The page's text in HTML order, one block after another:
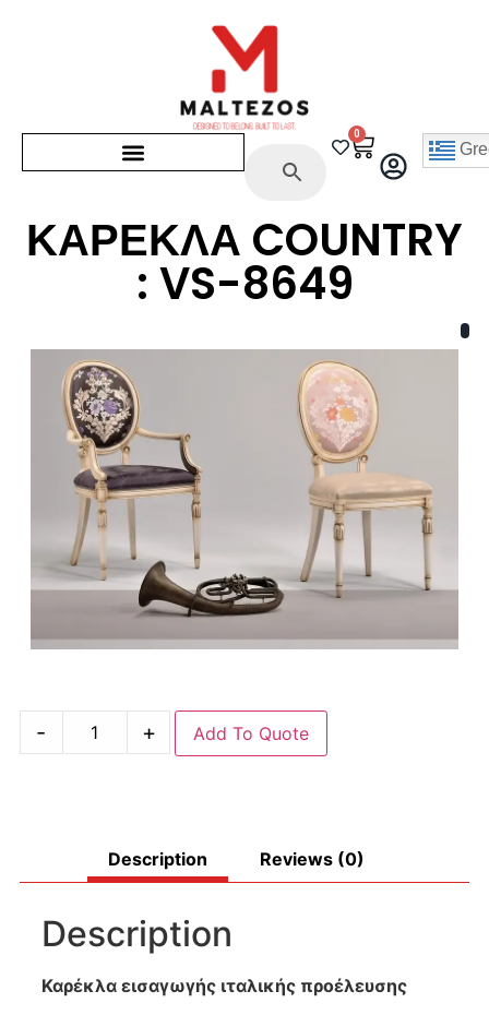
0
ΚΑΡΕΚΛΑ COUNTRY
: VS-8649
- + Add To Quote
Description Reviews (0)
Description
Καρέκλα εισαγωγής ιταλικής προέλευσης